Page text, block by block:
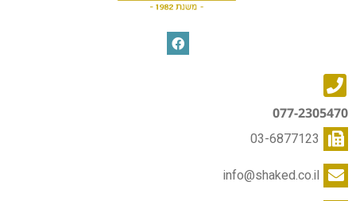
077-2305470
03-6877123
info@shaked.co.il